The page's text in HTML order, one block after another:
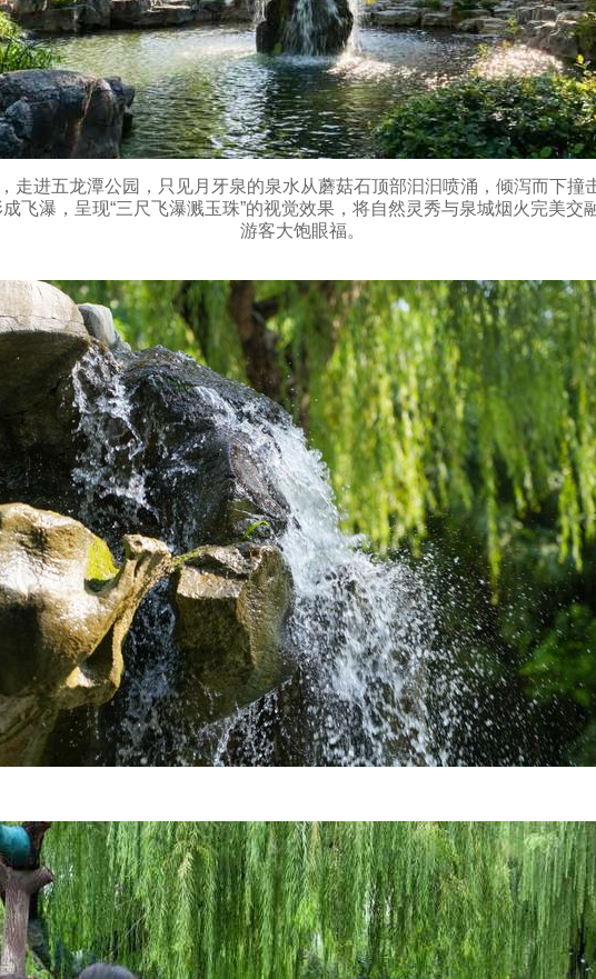
走进五龙潭公园，只见月牙泉的泉水从蘑菇石顶部汩汩喷涌，倾泻而下撞
成飞瀑，呈现“三尺飞瀑溅玉珠”的视觉效果，将自然灵秀与泉城烟火完美交
游客大饱眼福。